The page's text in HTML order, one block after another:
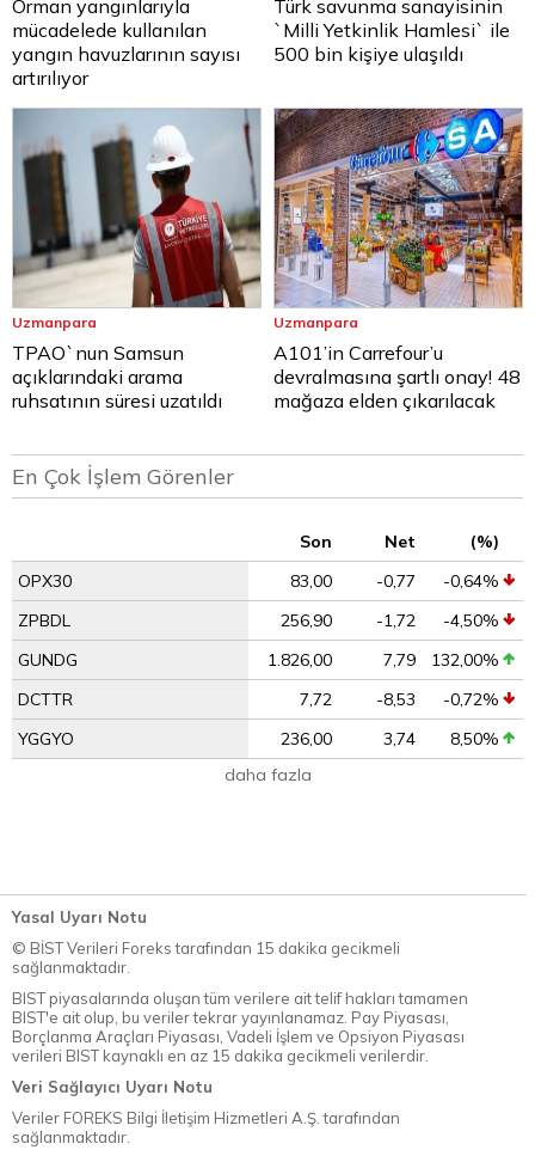
Orman yangınlarıyla
mücadelede kullanılan
yangın havuzlarının sayısı
artırılıyor
Türk savunma sanayisinin
`Milli Yetkinlik Hamlesi` ile
500 bin kişiye ulaşıldı
Uzmanpara
TPAO`nun Samsun
açıklarındaki arama
ruhsatının süresi uzatıldı
Uzmanpara
A101’in Carrefour’u
devralmasına şartlı onay! 48
mağaza elden çıkarılacak
En Çok İşlem Görenler
Son Net
(%)
OPX30
83,00 -0,77
-0,64%
ZPBDL
256,90 -1,72
-4,50%
GUNDG
1.826,00 7,79
132,00%
DCTTR
7,72 -8,53
-0,72%
YGGYO
236,00 3,74
8,50%
daha fazla
Yasal Uyarı Notu
© BİST Verileri Foreks tarafından 15 dakika gecikmeli
sağlanmaktadır.
BIST piyasalarında oluşan tüm verilere ait telif hakları tamamen
BIST'e ait olup, bu veriler tekrar yayınlanamaz. Pay Piyasası,
Borçlanma Araçları Piyasası, Vadeli İşlem ve Opsiyon Piyasası
verileri BIST kaynaklı en az 15 dakika gecikmeli verilerdir.
Veri Sağlayıcı Uyarı Notu
Veriler FOREKS Bilgi İletişim Hizmetleri A.Ş. tarafından
sağlanmaktadır.